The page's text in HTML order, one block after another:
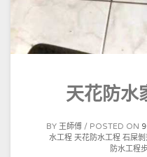
天花防水
BY 王師傅 POSTED ON
水工程 天花防水工程 石屎剝
防水工程